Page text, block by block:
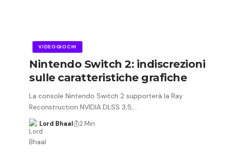
VIDEOGIOCHI
Nintendo Switch 2: indiscrezioni
sulle caratteristiche grafiche
La console Nintendo Switch 2 supporterà la Ray
Reconstruction NVIDIA DLSS 3,5,…
Lord Bhaal 2 Min